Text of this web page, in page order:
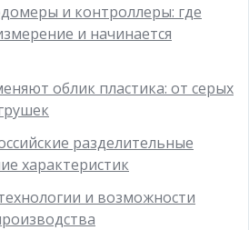
и контроллеры: где
и начинается
облик пластика: от серых
разделительные
характеристик
и возможности